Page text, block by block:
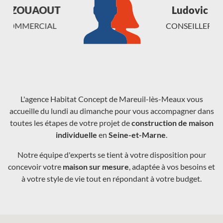
Chargement...
Ludovic MARTINEZ
CONSEILLER COMMERCIAL
L'agence Habitat Concept de Mareuil-lès-Meaux vous
accueille du lundi au dimanche pour vous accompagner dans
toutes les étapes de votre projet deconstruction de maison
individuelle en Seine-et-Marne.
Notre équipe d'experts se tient à votre disposition pour
concevoir votre maison sur mesure, adaptée à vos besoins et
à votre style de vie tout en répondant à votre budget.